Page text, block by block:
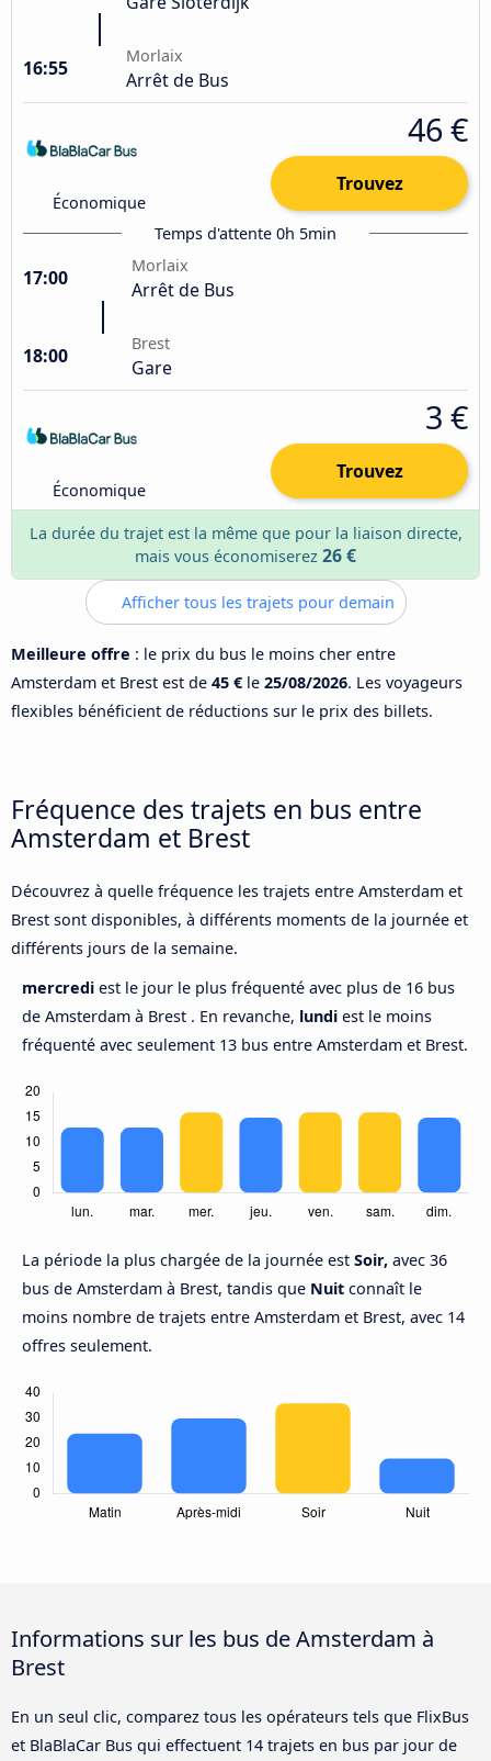
16:55
Morlaix
Arrêt de Bus
Économique
46 €
Trouvez
Temps d'attente 0h 5min
17:00
Morlaix
Arrêt de Bus
18:00
Brest
Gare
Économique
3 €
Trouvez
La durée du trajet est la même que pour la liaison directe,
mais vous économiserez 26 €
Afficher tous les trajets pour demain
Meilleure offre : le prix du bus le moins cher entre
Amsterdam et Brest est de 45 € le 25/08/2026. Les voyageurs
flexibles bénéficient de réductions sur le prix des billets.
Fréquence des trajets en bus entre
Amsterdam et Brest
Découvrez à quelle fréquence les trajets entre Amsterdam et
Brest sont disponibles, à différents moments de la journée et
différents jours de la semaine.
mercredi est le jour le plus fréquenté avec plus de 16 bus
de Amsterdam à Brest . En revanche, lundi est le moins
fréquenté avec seulement 13 bus entre Amsterdam et Brest.
La période la plus chargée de la journée est Soir, avec 36
bus de Amsterdam à Brest, tandis que Nuit connaît le
moins nombre de trajets entre Amsterdam et Brest, avec 14
offres seulement.
Informations sur les bus de Amsterdam à
Brest
En un seul clic, comparez tous les opérateurs tels que FlixBus
et BlaBlaCar Bus qui effectuent 14 trajets en bus par jour de